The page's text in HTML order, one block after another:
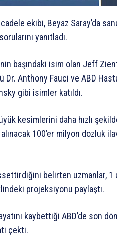
ekibi, Beyaz Saray’da
yanıtladı.
başındaki isim olan Jeff
Anthony Fauci ve ABD
gibi isimler katıldı.
kesimlerini daha hızlı
100’er milyon dozluk
belirten uzmanlar,
projeksiyonu paylaştı.
kaybettiği ABD’de son
çekti.